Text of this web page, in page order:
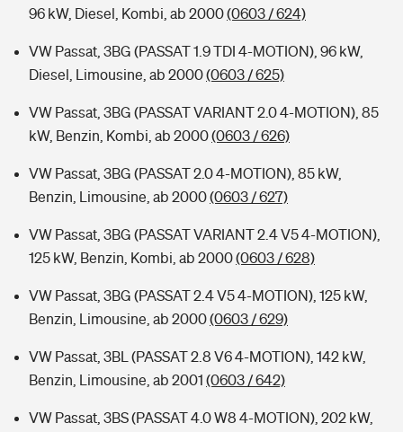
96 kW, Diesel, Kombi, ab 2000(0603 / 624)
VW Passat, 3BG (PASSAT 1.9 TDI 4-MOTION), 96 kW,
Diesel, Limousine, ab 2000(0603 / 625)
VW Passat, 3BG (PASSAT VARIANT 2.0 4-MOTION), 85
kW, Benzin, Kombi, ab 2000(0603 / 626)
VW Passat, 3BG (PASSAT 2.0 4-MOTION), 85 kW,
Benzin, Limousine, ab 2000(0603 / 627)
VW Passat, 3BG (PASSAT VARIANT 2.4 V5 4-MOTION),
125 kW, Benzin, Kombi, ab 2000(0603 / 628)
VW Passat, 3BG (PASSAT 2.4 V5 4-MOTION), 125 kW,
Benzin, Limousine, ab 2000(0603 / 629)
VW Passat, 3BL (PASSAT 2.8 V6 4-MOTION), 142 kW,
Benzin, Limousine, ab 2001 (0603 / 642)
VW Passat, 3BS (PASSAT 4.0 W8 4-MOTION), 202 kW,